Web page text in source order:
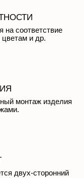
на соответствие
цветам и др.
монтаж изделия
двух-сторонний